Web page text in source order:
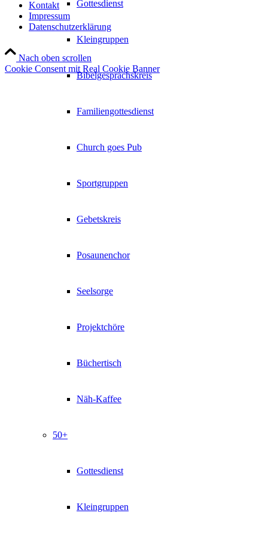
Gottesdienst
Kleingruppen
Bibelgesprächskreis
Familiengottesdienst
Church goes Pub
Sportgruppen
Gebetskreis
Posaunenchor
Seelsorge
Projektchöre
Büchertisch
Näh-Kaffee
50+
Gottesdienst
Kleingruppen
Kontakt
Impressum
Datenschutzerklärung
Nach oben scrollen
Cookie Consent mit Real Cookie Banner